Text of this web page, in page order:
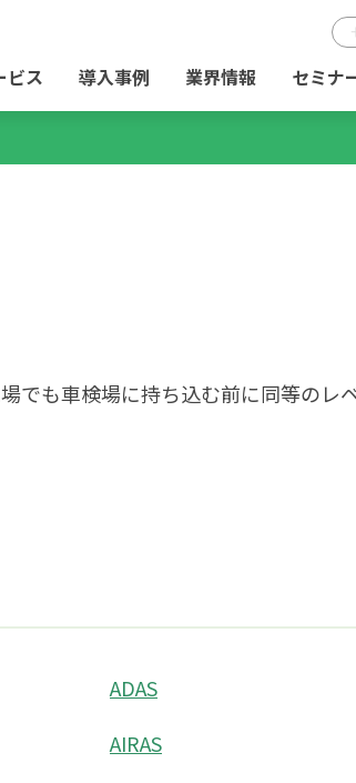
ビス 導入事例 業界情報 セミナ
でも車検場に持ち込む前に同等のレ
ADAS
AIRAS